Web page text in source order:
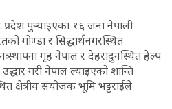
पुर्‍याइएका १६ जना नेपाली
गोण्डा र सिद्धार्थनगरस्थित
गृह नेपाल र देहरादुनस्थित हेल्प
गरी नेपाल ल्याइएको शान्ति
क्षेत्रीय संयोजक भूमि भट्टराईले